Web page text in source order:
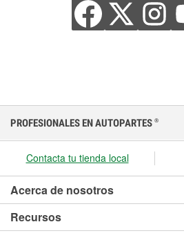
PROFESIONALES EN AUTOPARTES ®
Contacta tu tienda local
Acerca de nosotros
Recursos